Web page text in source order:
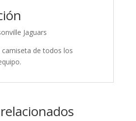
Jaguars
de todos los